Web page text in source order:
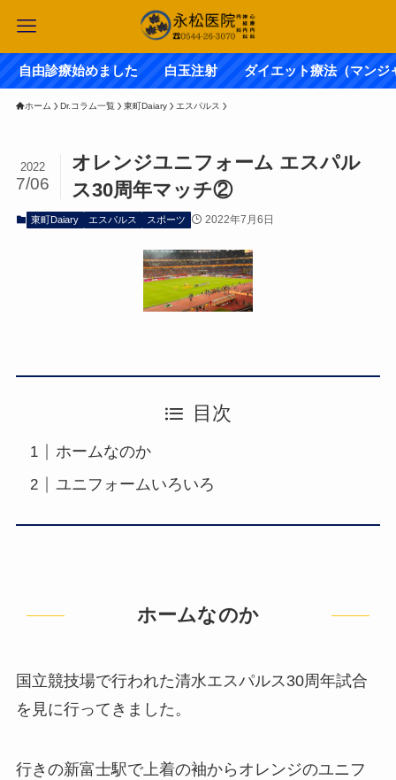
療始めました 白玉注射 ダイエット療法（マンジ
ホーム Dr.コラム一覧 東町Daiary エスパルス
オレンジユニフォーム エスパル
ス30周年マッチ②
2022
7/06
東町Daiary エスパルス スポーツ 2022年7月6日
目次
ホームなのか
ユニフォームいろいろ
ホームなのか
国立競技場で行われた清水エスパルス30周年試合
を見に行ってきました。
行きの新富士駅で上着の袖からオレンジのユニフ